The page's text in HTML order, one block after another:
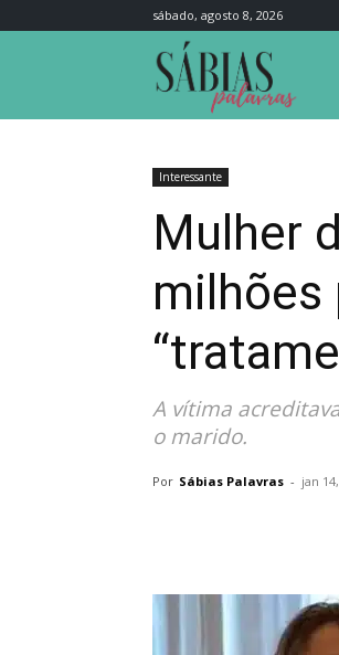
sábado, agosto 8, 2026
Interessante
Mulher
milhões
A vítima
o marido.
Por Sábias Palavras - jan